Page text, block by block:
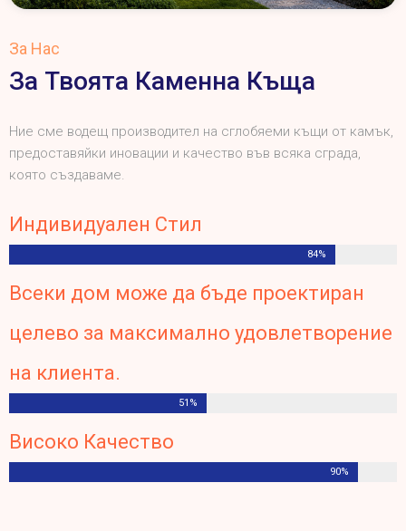
За Нас
За Твоята Каменна Къща
Ние сме водещ производител на сглобяеми къщи от камък,
предоставяйки иновации и качество във всяка сграда,
която създаваме.
Индивидуален Стил
84%
Всеки дом може да бъде проектиран
целево за максимално удовлетворение
на клиента.
51%
Високо Качество
90%